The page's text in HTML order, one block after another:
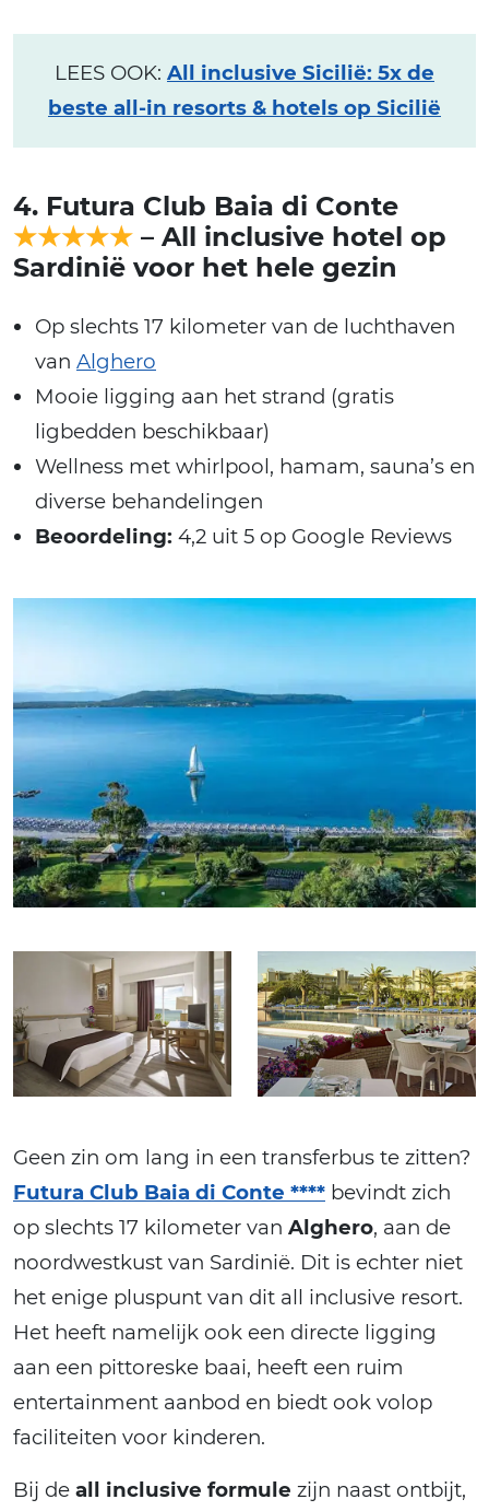
LEES OOK: All inclusive Sicilië: 5x de
beste all-in resorts & hotels op Sicilië
4. Futura Club Baia di Conte
★★★★★ – All inclusive hotel op
Sardinië voor het hele gezin
Op slechts 17 kilometer van de luchthaven
van Alghero
Mooie ligging aan het strand (gratis
ligbedden beschikbaar)
Wellness met whirlpool, hamam, sauna’s en
diverse behandelingen
Beoordeling: 4,2 uit 5 op Google Reviews
Geen zin om lang in een transferbus te zitten?
Futura Club Baia di Conte **** bevindt zich
op slechts 17 kilometer van Alghero, aan de
noordwestkust van Sardinië. Dit is echter niet
het enige pluspunt van dit all inclusive resort.
Het heeft namelijk ook een directe ligging
aan een pittoreske baai, heeft een ruim
entertainment aanbod en biedt ook volop
faciliteiten voor kinderen.
Bij de all inclusive formule zijn naast ontbijt,